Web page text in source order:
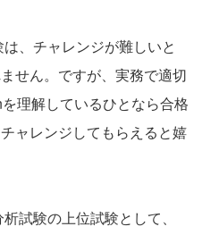
、チャレンジが難しいと
せん。ですが、実務で適切
理解しているひとなら合格
ャレンジしてもらえると嬉
試験の上位試験として、